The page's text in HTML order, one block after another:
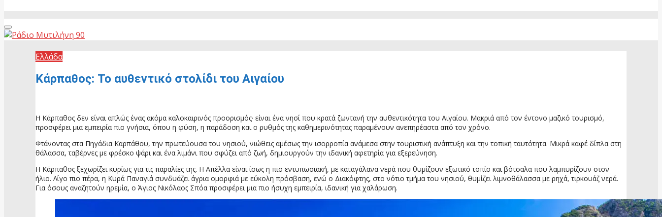
Primary
Menu
Ελλάδα
Κάρπαθος: Το αυθεντικό στολίδι του Αιγαίου
Η Κάρπαθος δεν είναι απλώς ένας ακόμα καλοκαιρινός προορισμός· είναι ένα νησί που κρατά ζωντανή την αυθεντικότητα του Αιγαίου. Μακριά από τον έντονο μαζικό τουρισμό,
προσφέρει μια εμπειρία πιο γνήσια, όπου η φύση, η παράδοση και ο ρυθμός της καθημερινότητας παραμένουν ανεπηρέαστα από τον χρόνο.
Φτάνοντας στα Πηγάδια Καρπάθου, την πρωτεύουσα του νησιού, νιώθεις αμέσως την ισορροπία ανάμεσα στην τουριστική ανάπτυξη και την τοπική ταυτότητα. Μικρά καφέ δίπλα στη
θάλασσα, ταβέρνες με φρέσκο ψάρι και ένα λιμάνι που σφύζει από ζωή, δημιουργούν την ιδανική αφετηρία για εξερεύνηση.
Η Κάρπαθος ξεχωρίζει κυρίως για τις παραλίες της. Η Απέλλα είναι ίσως η πιο εντυπωσιακή, με καταγάλανα νερά που θυμίζουν εξωτικό τοπίο και βότσαλα που λαμπυρίζουν στον
ήλιο. Λίγο πιο πέρα, η Κυρά Παναγιά συνδυάζει άγρια ομορφιά με εύκολη πρόσβαση, ενώ ο Διακόφτης, στο νότιο τμήμα του νησιού, θυμίζει λιμνοθάλασσα με ρηχά, τιρκουάζ νερά.
Για όσους αναζητούν ηρεμία, ο Άγιος Νικόλαος Σπόα προσφέρει μια πιο ήσυχη εμπειρία, ιδανική για χαλάρωση.